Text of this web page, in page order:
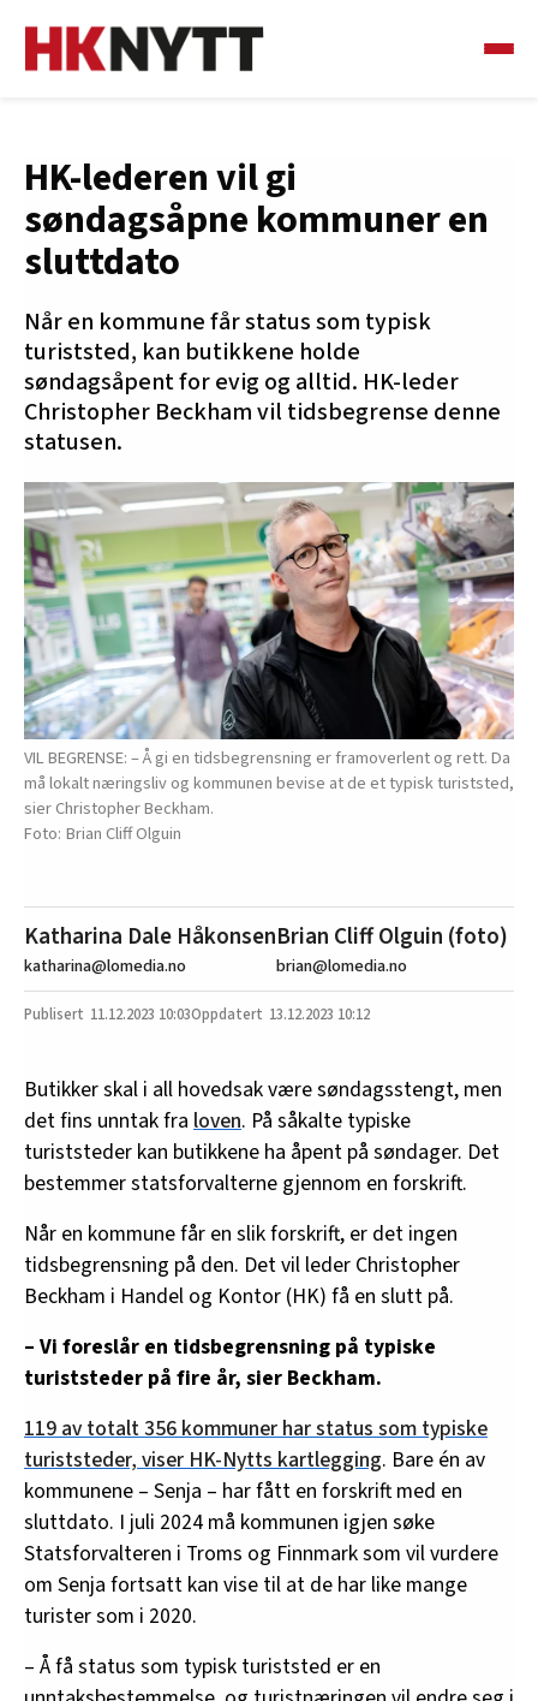
HK-lederen vil gi
søndagsåpne kommuner en
sluttdato
Når en kommune får status som typisk
turiststed, kan butikkene holde
søndagsåpent for evig og alltid. HK-leder
Christopher Beckham vil tidsbegrense denne
statusen.
VIL BEGRENSE: – Å gi en tidsbegrensning er framoverlent og rett. Da
må lokalt næringsliv og kommunen bevise at de et typisk turiststed,
sier Christopher Beckham.
Brian Cliff Olguin
Katharina Dale Håkonsen
katharina@lomedia.no
Brian Cliff Olguin (foto)
brian@lomedia.no
11.12.2023 10:03 13.12.2023 10:12
Butikker skal i all hovedsak være søndagsstengt, men
det fins unntak fra loven. På såkalte typiske
turiststeder kan butikkene ha åpent på søndager. Det
bestemmer statsforvalterne gjennom en forskrift.
Når en kommune får en slik forskrift, er det ingen
tidsbegrensning på den. Det vil leder Christopher
Beckham i Handel og Kontor (HK) få en slutt på.
– Vi foreslår en tidsbegrensning på typiske
turiststeder på fire år, sier Beckham.
119 av totalt 356 kommuner har status som typiske
turiststeder, viser HK-Nytts kartlegging. Bare én av
kommunene – Senja – har fått en forskrift med en
sluttdato. I juli 2024 må kommunen igjen søke
Statsforvalteren i Troms og Finnmark som vil vurdere
om Senja fortsatt kan vise til at de har like mange
turister som i 2020.
– Å få status som typisk turiststed er en